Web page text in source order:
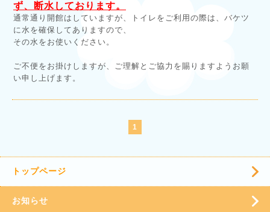
ず、断水しております。
通常通り開館はしていますが、トイレをご利用の際は、バケツ
に水を確保してありますので、
その水をお使いください。
ご不便をお掛けしますが、ご理解とご協力を賜りますようお願
い申し上げます。
1
トップページ
お知らせ